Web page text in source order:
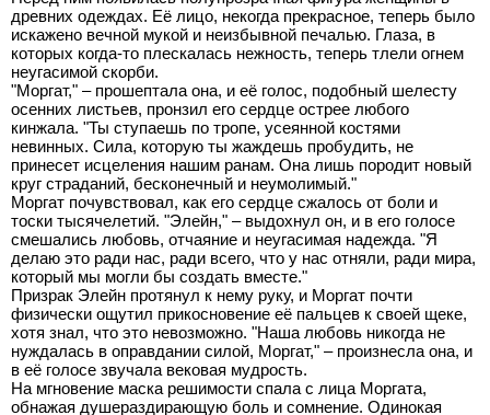
древних одеждах. Её лицо, некогда прекрасное, теперь было
искажено вечной мукой и неизбывной печалью. Глаза, в
которых когда-то плескалась нежность, теперь тлели огнем
неугасимой скорби.
"Моргат," – прошептала она, и её голос, подобный шелесту
осенних листьев, пронзил его сердце острее любого
кинжала. "Ты ступаешь по тропе, усеянной костями
невинных. Сила, которую ты жаждешь пробудить, не
принесет исцеления нашим ранам. Она лишь породит новый
круг страданий, бесконечный и неумолимый."
Моргат почувствовал, как его сердце сжалось от боли и
тоски тысячелетий. "Элейн," – выдохнул он, и в его голосе
смешались любовь, отчаяние и неугасимая надежда. "Я
делаю это ради нас, ради всего, что у нас отняли, ради мира,
который мы могли бы создать вместе."
Призрак Элейн протянул к нему руку, и Моргат почти
физически ощутил прикосновение её пальцев к своей щеке,
хотя знал, что это невозможно. "Наша любовь никогда не
нуждалась в оправдании силой, Моргат," – произнесла она, и
в её голосе звучала вековая мудрость.
На мгновение маска решимости спала с лица Моргата,
обнажая душераздирающую боль и сомнение. Одинокая